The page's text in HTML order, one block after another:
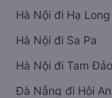
Hà Nội đi Hạ Long
Hà Nội đi Sa Pa
Hà Nội đi Tam Đảo
Đà Nẵng đi Hội An